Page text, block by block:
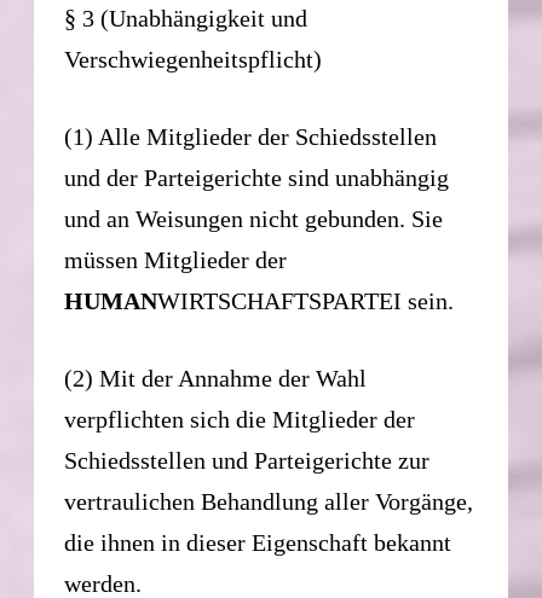
§ 3 (Unabhängigkeit und
Verschwiegenheitspflicht)
(1) Alle Mitglieder der Schiedsstellen
und der Parteigerichte sind unabhängig
und an Weisungen nicht gebunden. Sie
müssen Mitglieder der
HUMANWIRTSCHAFTSPARTEI sein.
(2) Mit der Annahme der Wahl
verpflichten sich die Mitglieder der
Schiedsstellen und Parteigerichte zur
vertraulichen Behandlung aller Vorgänge,
die ihnen in dieser Eigenschaft bekannt
werden.